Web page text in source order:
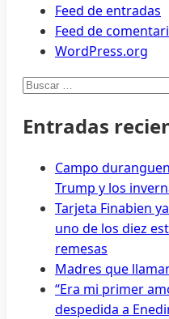
Feed de entradas
Feed de
WordPress.org
Buscar:
Entradas
Campo
Trump y los
Tarjeta Finabien
uno de los diez
remesas
Madres que
“Era mi primer
despedida a